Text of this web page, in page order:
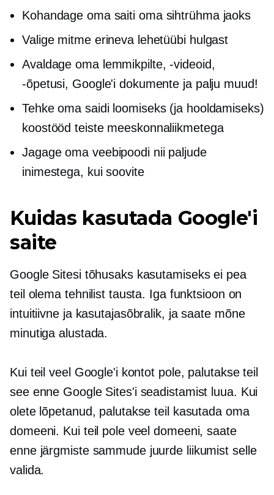
Kohandage oma saiti oma sihtrühma jaoks
Valige mitme erineva lehetüübi hulgast
Avaldage oma lemmikpilte, -videoid,
-õpetusi, Google'i dokumente ja palju muud!
Tehke oma saidi loomiseks (ja hooldamiseks)
koostööd teiste meeskonnaliikmetega
Jagage oma veebipoodi nii paljude
inimestega, kui soovite
Kuidas kasutada Google'i
saite
Google Sitesi tõhusaks kasutamiseks ei pea
teil olema tehnilist tausta. Iga funktsioon on
intuitiivne ja kasutajasõbralik, ja saate mõne
minutiga alustada.
Kui teil veel Google'i kontot pole, palutakse teil
see enne Google Sites'i seadistamist luua. Kui
olete lõpetanud, palutakse teil kasutada oma
domeeni. Kui teil pole veel domeeni, saate
enne järgmiste sammude juurde liikumist selle
valida.